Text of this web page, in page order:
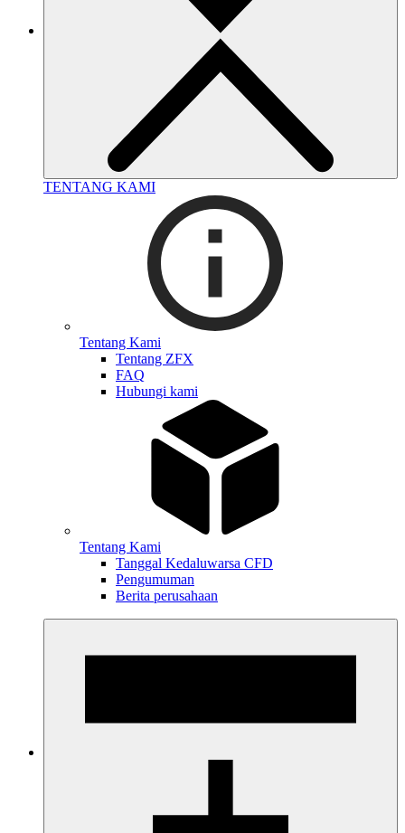
TENTANG KAMI
Tentang Kami
Tentang ZFX
FAQ
Hubungi kami
Tentang Kami
Tanggal Kedaluwarsa CFD
Pengumuman
Berita perusahaan